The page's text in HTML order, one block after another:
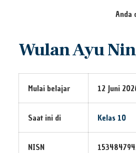
Anda
Wulan Ayu
Mulai belajar 12 Juni
Saat ini di Kelas 10
NISN